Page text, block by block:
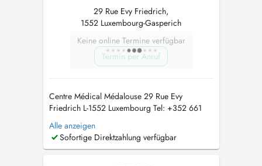
29 Rue Evy Friedrich,
1552 Luxembourg-Gasperich
Keine online Termine verfügbar
Termin per Anruf
Centre Médical Médalouse 29 Rue Evy
Friedrich L-1552 Luxembourg Tel: +352 661
940 940 (ce numéro ne reçoit pas de SMS. No
SMS to this number).kamel@deramchia.lu
www.deramchia.lu PID: Paiement immédiat
Alle anzeigen
Sofortige Direktzahlung verfügbar